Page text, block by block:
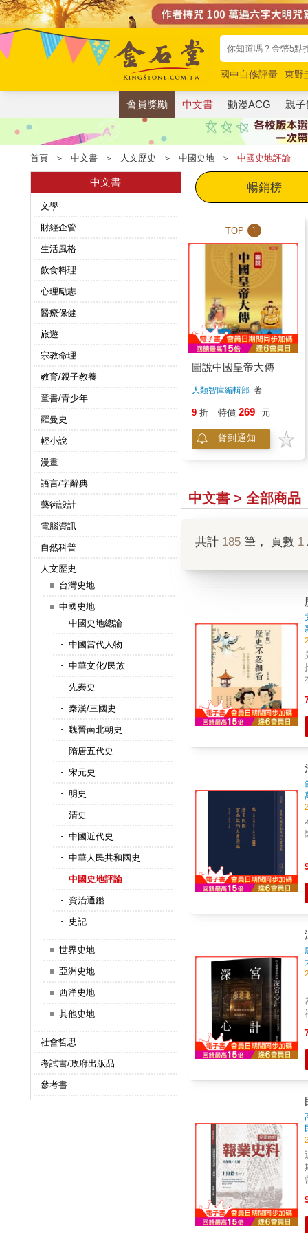
國中自修評量
東野
唯紅花綻放
奧德賽
會員獎勵 中文書 動漫ACG 親
首頁 ＞ 中文書 ＞ 人文歷史 ＞ 中國史地 ＞ 中國史地評論
中文書
文學
財經企管
生活風格
飲食料理
心理勵志
醫療保健
旅遊
宗教命理
教育/親子教養
童書/青少年
羅曼史
輕小說
漫畫
語言/字辭典
藝術設計
電腦資訊
自然科普
人文歷史
台灣史地
中國史地
中國史地總論
中國當代人物
中華文化/民族
先秦史
秦漢/三國史
魏晉南北朝史
隋唐五代史
宋元史
明史
清史
中國近代史
中華人民共和國史
中國史地評論
資治通鑑
史記
世界史地
亞洲史地
西洋史地
其他史地
社會哲思
考試書/政府出版品
參考書
暢銷榜
TOP 1
圖說中國皇帝大傳
人類智庫編輯部著
9 折 特價 269 元
貨到通知
中文書 > 全部商品
共計 185 筆， 頁數 1
出